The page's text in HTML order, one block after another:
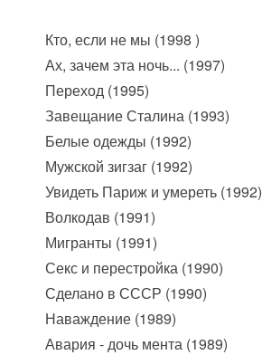
Кто, если не мы (1998 )
Ах, зачем эта ночь... (1997)
Переход (1995)
Завещание Сталина (1993)
Белые одежды (1992)
Мужской зигзаг (1992)
Увидеть Париж и умереть (1992)
Волкодав (1991)
Мигранты (1991)
Секс и перестройка (1990)
Сделано в СССР (1990)
Наваждение (1989)
Авария - дочь мента (1989)